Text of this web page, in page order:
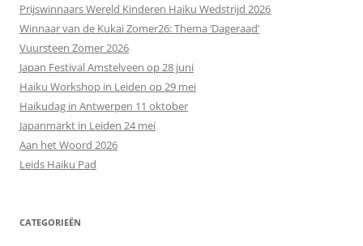
Prijswinnaars Wereld Kinderen Haiku Wedstrijd 2026
Winnaar van de Kukai Zomer26: Thema ‘Dageraad’
Vuursteen Zomer 2026
Japan Festival Amstelveen op 28 juni
Haiku Workshop in Leiden op 29 mei
Haikudag in Antwerpen 11 oktober
Japanmarkt in Leiden 24 mei
Aan het Woord 2026
Leids Haiku Pad
CATEGORIEËN